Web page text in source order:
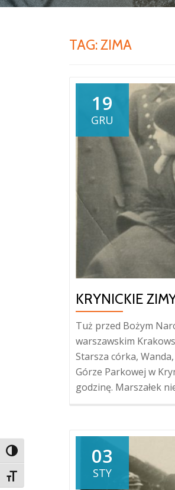
TOGGLE HIGH CONTRAST
TOGGLE FONT SIZE
TAG:ZIMA
19
GRU
KRYNICKIE
Tuż przed Bożym
warszawskim
Starsza córka,
Górze Parkowej w
godzinę. Marszałek
03
STY